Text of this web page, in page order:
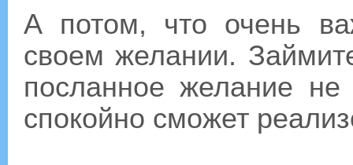
А потом, что очень
своем желании.
посланное желание
спокойно сможет